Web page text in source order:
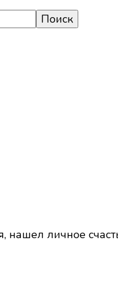
нашел личное